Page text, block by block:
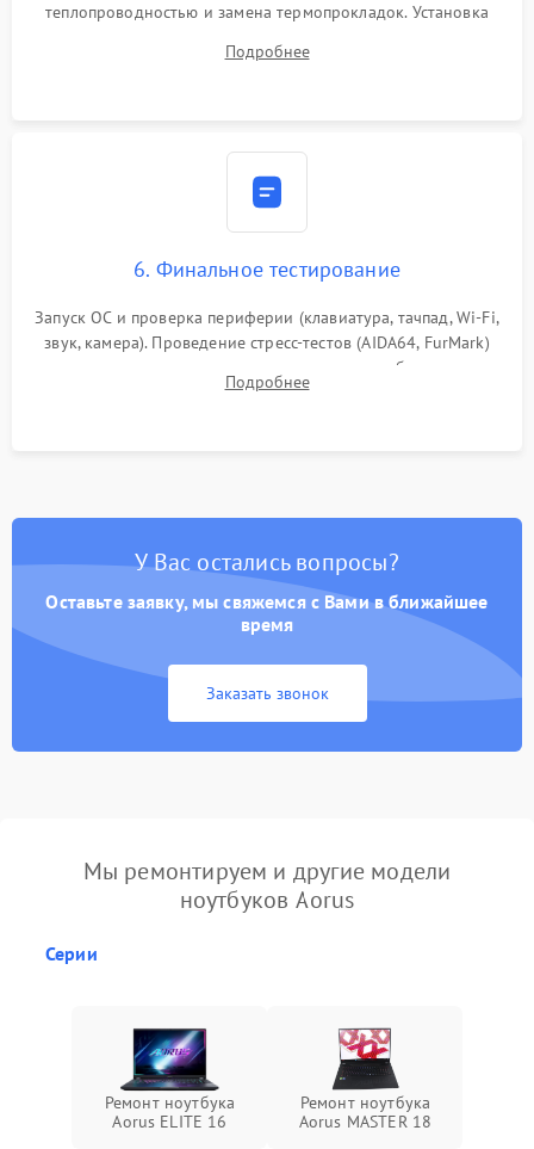
теплопроводностью и замена термопрокладок. Установка
шлейфов, модулей памяти и накопителей. Предварительная
Подробнее
6. Финальное тестирование
Запуск ОС и проверка периферии (клавиатура, тачпад, Wi-Fi,
звук, камера). Проведение стресс-тестов (AIDA64, FurMark)
для контроля температурного режима и стабильности
системы под пиковой нагрузкой.
Подробнее
У Вас остались вопросы?
Оставьте заявку, мы свяжемся с Вами в ближайшее
время
Заказать звонок
Мы ремонтируем и другие модели
ноутбуков Aorus
Серии
Ремонт ноутбука
Aorus ELITE 16
Ремонт ноутбука
Aorus MASTER 18